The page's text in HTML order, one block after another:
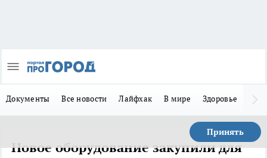
Документы Все новости Лайфхак В мире Здоровье
Принять
Новое оборудование закупили для